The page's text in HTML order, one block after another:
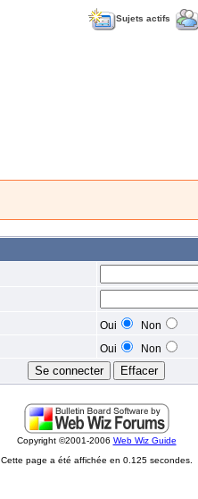
Sujets actifs
Oui
Non
Oui Non
Copyright ©2001-2006 Web Wiz Guide
Cette page a été affichée en 0.125 secondes.